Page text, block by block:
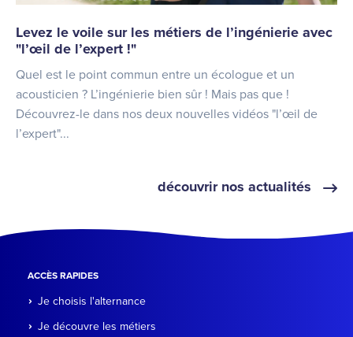
Levez le voile sur les métiers de l’ingénierie avec
"l’œil de l’expert !"
Quel est le point commun entre un écologue et un
acousticien ? L’ingénierie bien sûr ! Mais pas que !
Découvrez-le dans nos deux nouvelles vidéos "l’œil de
l’expert"...
découvrir nos actualités
ACCÈS RAPIDES
Je choisis l'alternance
Je découvre les métiers